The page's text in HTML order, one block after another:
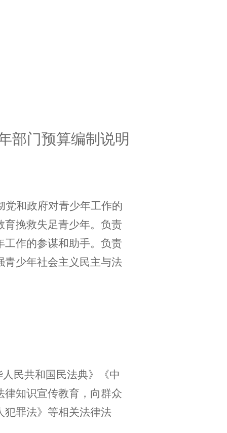
部门预算编制说明
党和政府对青少年工作的
挽救失足青少年。负责
作的参谋和助手。负责
青少年社会主义民主与法
人民共和国 民法典》《中
知识宣传教育，向群众
犯罪法》等相关法律法